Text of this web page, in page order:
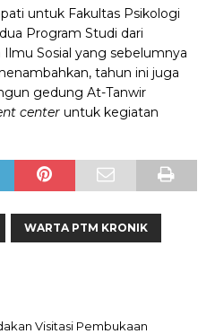
untuk Fakultas Psikologi
Program Studi dari
Sosial yang sebelumnya
tahun ini juga
gedung At-Tanwir
center untuk kegiatan
WARTA PTM KRONIK
Visitasi Pembukaan